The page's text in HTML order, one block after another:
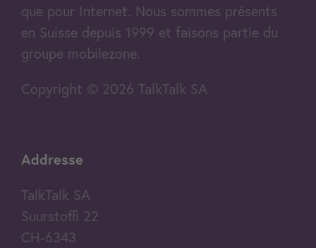
que pour Internet. Nous sommes présents
en Suisse depuis 1999 et faisons partie du
groupe mobilezone.
Copyright © 2026 TalkTalk SA
Addresse
TalkTalk SA
Suurstoffi 22
CH-6343